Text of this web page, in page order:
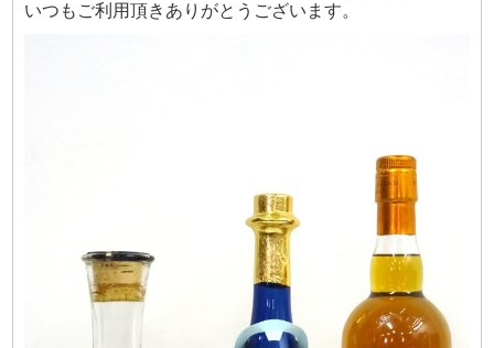
いつもご利用頂きありがとうございます。